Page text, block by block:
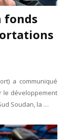
fonds
a communiqué
le développement
Soudan, la …